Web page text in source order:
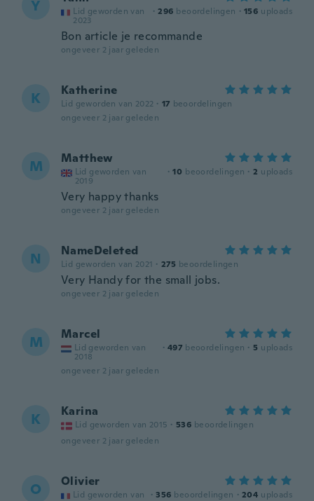
Y
Lid geworden van
2023
· 296 beoordelingen · 156 uploads
Bon article je recommande
ongeveer 2 jaar geleden
K Katherine
Lid geworden van 2022 · 17 beoordelingen
ongeveer 2 jaar geleden
M Matthew
Lid geworden van
2019
· 10 beoordelingen · 2 uploads
Very happy thanks
ongeveer 2 jaar geleden
N NameDeleted
Lid geworden van 2021 · 275 beoordelingen
Very Handy for the small jobs.
ongeveer 2 jaar geleden
M Marcel
Lid geworden van
2018
· 497 beoordelingen · 5 uploads
ongeveer 2 jaar geleden
K Karina
Lid geworden van 2015 · 536 beoordelingen
ongeveer 2 jaar geleden
O Olivier
Lid geworden van
· 356 beoordelingen · 204 uploads